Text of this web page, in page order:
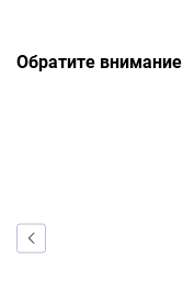
Обратите